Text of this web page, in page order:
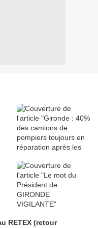
RETEX (retour